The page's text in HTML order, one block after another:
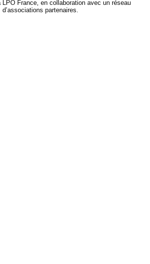
LPO France, en collaboration avec un réseau
d’associations partenaires.